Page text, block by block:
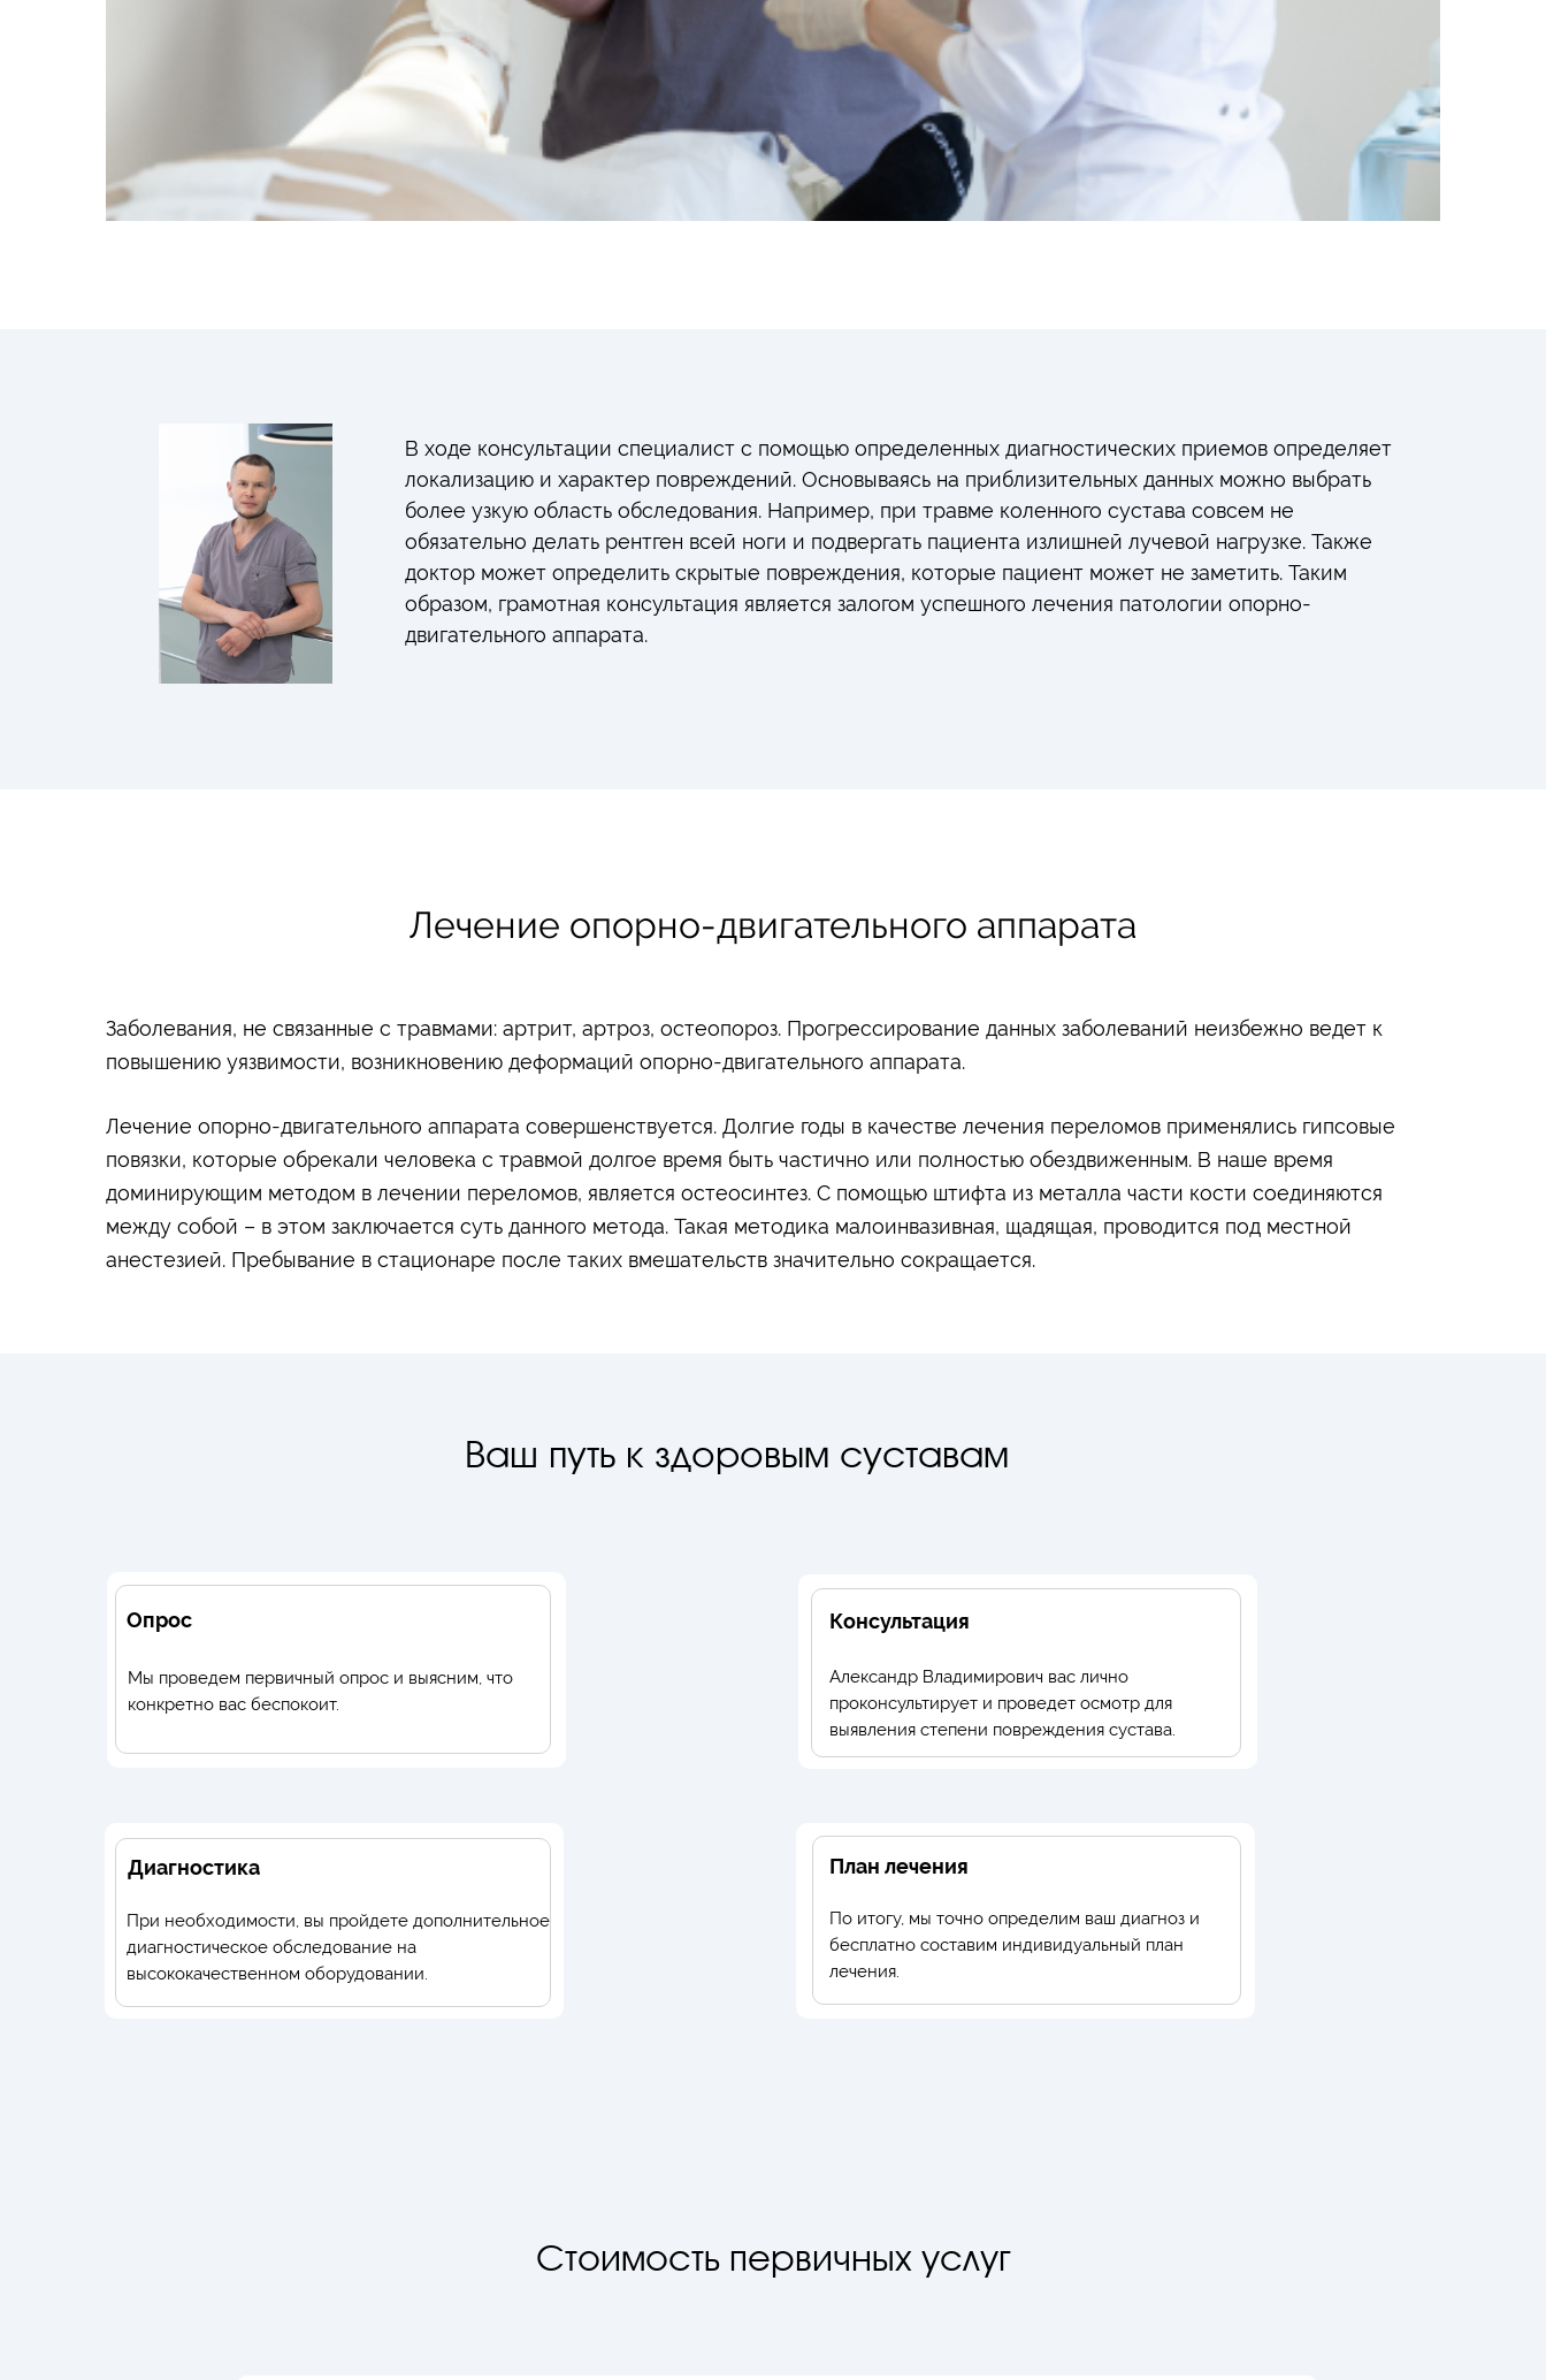
В ходе консультации специалист с помощью определенных диагностических приемов определяет
локализацию и характер повреждений. Основываясь на приблизительных данных можно выбрать
более узкую область обследования. Например, при травме коленного сустава совсем не
обязательно делать рентген всей ноги и подвергать пациента излишней лучевой нагрузке. Также
доктор может определить скрытые повреждения, которые пациент может не заметить. Таким
образом, грамотная консультация является залогом успешного лечения патологии опорно-
двигательного аппарата.
Лечение опорно-двигательного аппарата
Заболевания, не связанные с травмами: артрит, артроз, остеопороз. Прогрессирование данных заболеваний неизбежно ведет к
повышению уязвимости, возникновению деформаций опорно-двигательного аппарата.
Лечение опорно-двигательного аппарата совершенствуется. Долгие годы в качестве лечения переломов применялись гипсовые
повязки, которые обрекали человека с травмой долгое время быть частично или полностью обездвиженным. В наше время
доминирующим методом в лечении переломов, является остеосинтез. С помощью штифта из металла части кости соединяются
между собой – в этом заключается суть данного метода. Такая методика малоинвазивная, щадящая, проводится под местной
анестезией. Пребывание в стационаре после таких вмешательств значительно сокращается.
Ваш путь к здоровым суставам
Александр Владимирович вас лично
проконсультирует и проведет осмотр для
выявления степени повреждения сустава.
Мы проведем первичный опрос и выясним, что
конкретно вас беспокоит.
При необходимости, вы пройдете дополнительное
диагностическое обследование на
высококачественном оборудовании.
По итогу, мы точно определим ваш диагноз и
бесплатно составим индивидуальный план
лечения.
Диагностика
Консультация
Опрос
План лечения
Стоимость первичных услуг